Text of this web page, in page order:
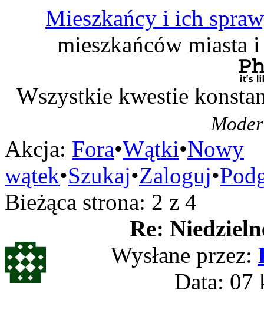
Mieszkańcy i ich
mieszkańców miasta
Wszystkie kwestie
Akcja: Fora•Wątki•Nowy
wątek•Szukaj•Zaloguj•
Bieżąca strona: 2 z 4
Re:
Wysłane przez:
Data: 07